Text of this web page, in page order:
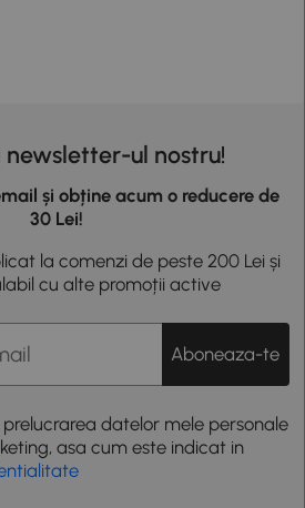
newsletter-ul nostru!
și obține acum o reducere de
30 Lei!
la comenzi de peste 200 Lei și
cu alte promoții active
Aboneaza-te
datelor mele personale
asa cum este indicat in